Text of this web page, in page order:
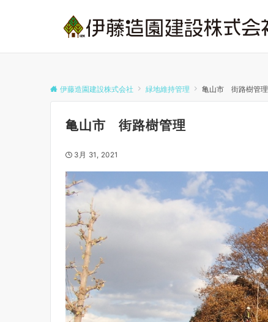
伊藤造園建設株式会社 緑地維持管理 亀山市 街路樹管理
亀山市 街路樹管理
3月 31, 2021